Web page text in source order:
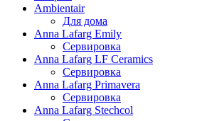
Ambientair
Для дома
Anna Lafarg Emily
Сервировка
Anna Lafarg LF Ceramics
Сервировка
Anna Lafarg Primavera
Сервировка
Anna Lafarg Stechcol